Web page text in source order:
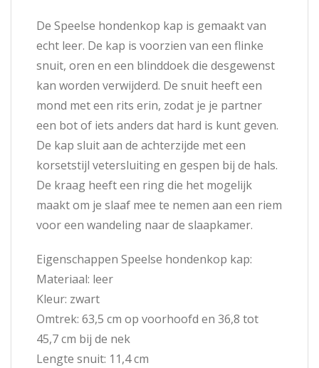
De Speelse hondenkop kap is gemaakt van
echt leer. De kap is voorzien van een flinke
snuit, oren en een blinddoek die desgewenst
kan worden verwijderd. De snuit heeft een
mond met een rits erin, zodat je je partner
een bot of iets anders dat hard is kunt geven.
De kap sluit aan de achterzijde met een
korsetstijl vetersluiting en gespen bij de hals.
De kraag heeft een ring die het mogelijk
maakt om je slaaf mee te nemen aan een riem
voor een wandeling naar de slaapkamer.
Eigenschappen Speelse hondenkop kap:
Materiaal: leer
Kleur: zwart
Omtrek: 63,5 cm op voorhoofd en 36,8 tot
45,7 cm bij de nek
Lengte snuit: 11,4 cm